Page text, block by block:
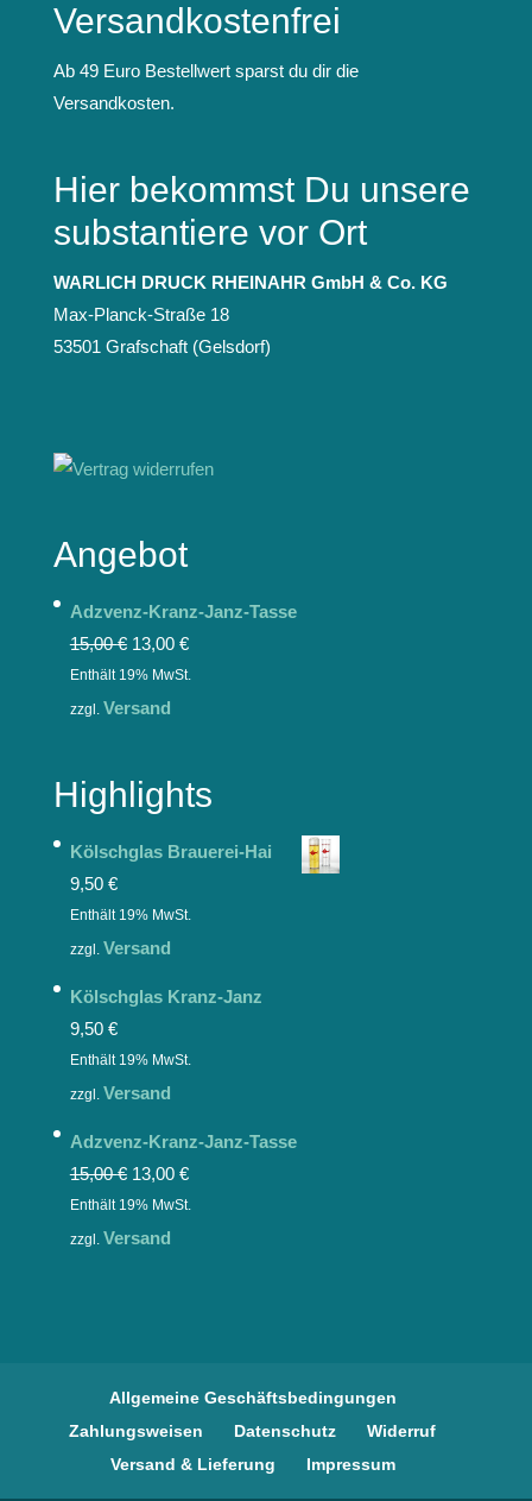
Versandkostenfrei
Ab 49 Euro Bestellwert sparst du dir die
Versandkosten.
Hier bekommst Du unsere
substantiere vor Ort
WARLICH DRUCK RHEINAHR GmbH & Co. KG
Max-Planck-Straße 18
53501 Grafschaft (Gelsdorf)
Angebot
Adzvenz-Kranz-Janz-Tasse
15,00€ 13,00 €
Enthält 19% MwSt.
zzgl. Versand
Highlights
Kölschglas Brauerei-Hai
9,50 €
Enthält 19% MwSt.
zzgl. Versand
Kölschglas Kranz-Janz
9,50 €
Enthält 19% MwSt.
zzgl. Versand
Adzvenz-Kranz-Janz-Tasse
15,00€ 13,00 €
Enthält 19% MwSt.
zzgl. Versand
Allgemeine Geschäftsbedingungen
Zahlungsweisen
Datenschutz
Widerruf
Versand & Lieferung
Impressum